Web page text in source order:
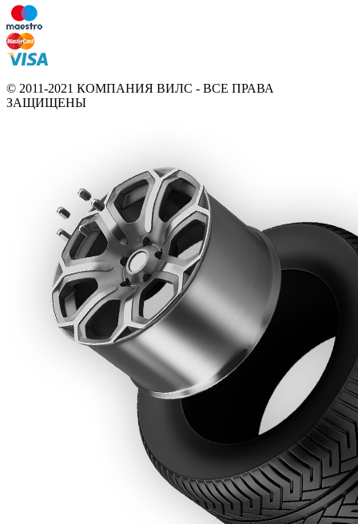
© 2011-2021 КОМПАНИЯ ВИЛС - ВСЕ ПРАВА
ЗАЩИЩЕНЫ